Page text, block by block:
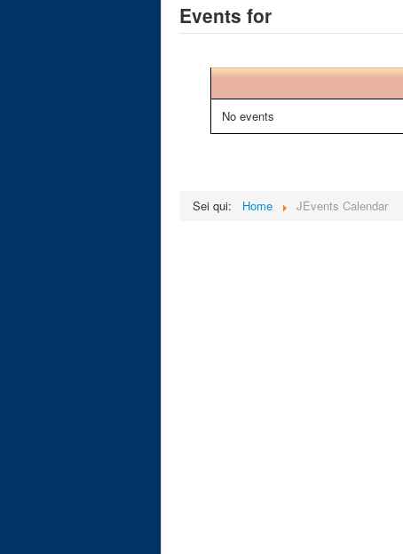
Events for
No events
Sei qui: Home JEvents Calendar